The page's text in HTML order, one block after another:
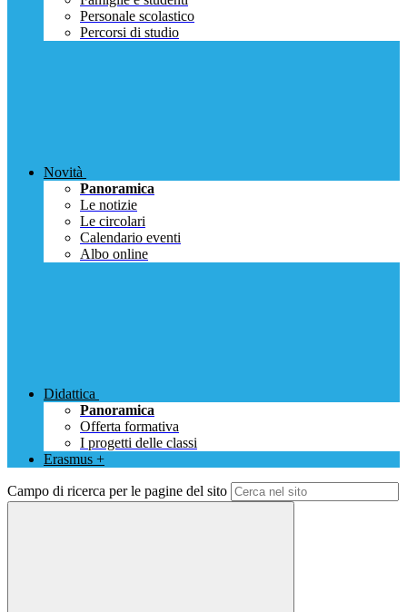
Personale scolastico
Percorsi di studio
Novità
Panoramica
Le notizie
Le circolari
Calendario eventi
Albo online
Didattica
Panoramica
Offerta formativa
I progetti delle classi
Erasmus +
Campo di ricerca per le pagine del sito